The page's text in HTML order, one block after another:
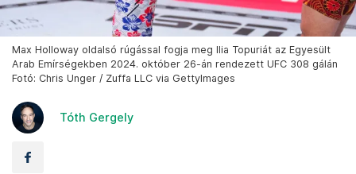
Max Holloway oldalsó rúgással fogja meg Ilia Topuriát az Egyesült
Arab Emírségekben 2024. október 26-án rendezett UFC 308 gálán
Fotó: Chris Unger / Zuffa LLC via GettyImages
Tóth Gergely